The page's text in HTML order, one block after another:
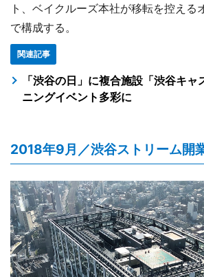
ト、ベイクルーズ本社が移転を控える
で構成する。
関連記事
「渋谷の日」に複合施設「渋谷キ
ニングイベント多彩に
2018年9月／渋谷ストリーム開